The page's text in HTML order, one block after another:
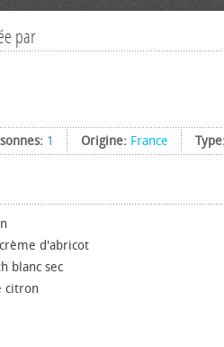
par
1 Origine: France
d'abricot
blanc sec
citron